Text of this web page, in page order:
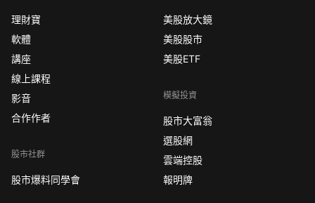
理財寶
軟體
講座
線上課程
影音
合作作者
股市社群
股市爆料同學會
美股放大鏡
美股股市
美股ETF
模擬投資
股市大富翁
選股網
雲端控股
報明牌